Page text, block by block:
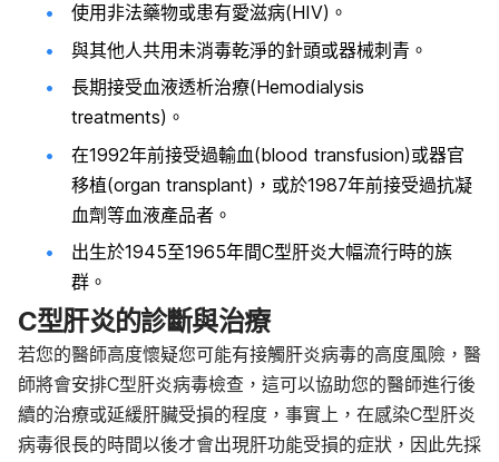
使用非法藥物或患有愛滋病(HIV)。
與其他人共用未消毒乾淨的針頭或器械刺青。
長期接受血液透析治療(Hemodialysis
treatments)。
在1992年前接受過輸血(blood transfusion)或器官
移植(organ transplant)，或於1987年前接受過抗凝
血劑等血液產品者。
出生於1945至1965年間C型肝炎大幅流行時的族
群。
C型肝炎的診斷與治療
若您的醫師高度懷疑您可能有接觸肝炎病毒的高度風險，醫
師將會安排C型肝炎病毒檢查，這可以協助您的醫師進行後
續的治療或延緩肝臟受損的程度，事實上，在感染C型肝炎
病毒很長的時間以後才會出現肝功能受損的症狀，因此先採